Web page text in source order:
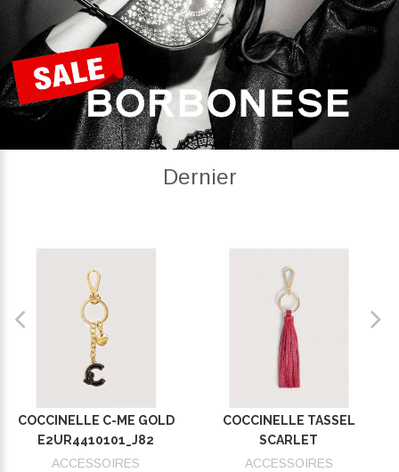
Dernier
COCCINELLE C-ME GOLD
E2UR4410101_J82
ACCESSOIRES
COCCINELLE TASSEL
SCARLET
E2MU0410101_R02
ACCESSOIRES